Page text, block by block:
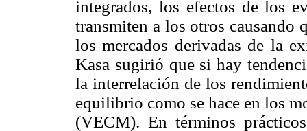
integrados, los efectos de los
transmiten a los otros causando
los mercados derivadas de la
Kasa sugirió que si hay
la interrelación de los
equilibrio como se hace en los
(VECM). En términos